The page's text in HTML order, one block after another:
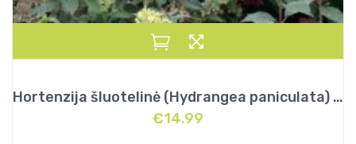
Hortenzija šluotelinė (Hydrangea paniculata) „Bonfire”
€14.99